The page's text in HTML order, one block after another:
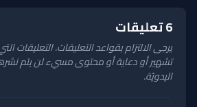
6 تعليقات
يرجى الالتزام بقواعد التعليقات. التعليقات
تشهير أو دعاية أو محتوى مسيء لن يتم
اليدويّة.